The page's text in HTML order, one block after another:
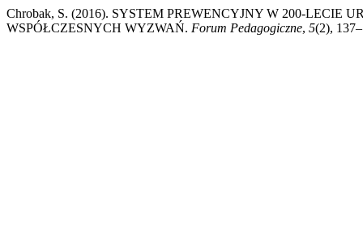
Chrobak, S. (2016). SYSTEM PREWENCYJNY W 200-LECIE
WSPÓŁCZESNYCH WYZWAŃ. Forum Pedagogiczne, 5(2),